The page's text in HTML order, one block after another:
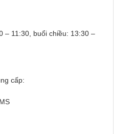
– 11:30, buổi chiều: 13:30 –
cấp: